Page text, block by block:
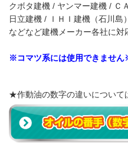
クボタ建機 / ヤンマー建機 / Ｃ
日立建機 / ＩＨＩ建機（石川島
などなど建機メーカー各社に対
※コマツ系には使用できませ
★作動油の数字の違いについ